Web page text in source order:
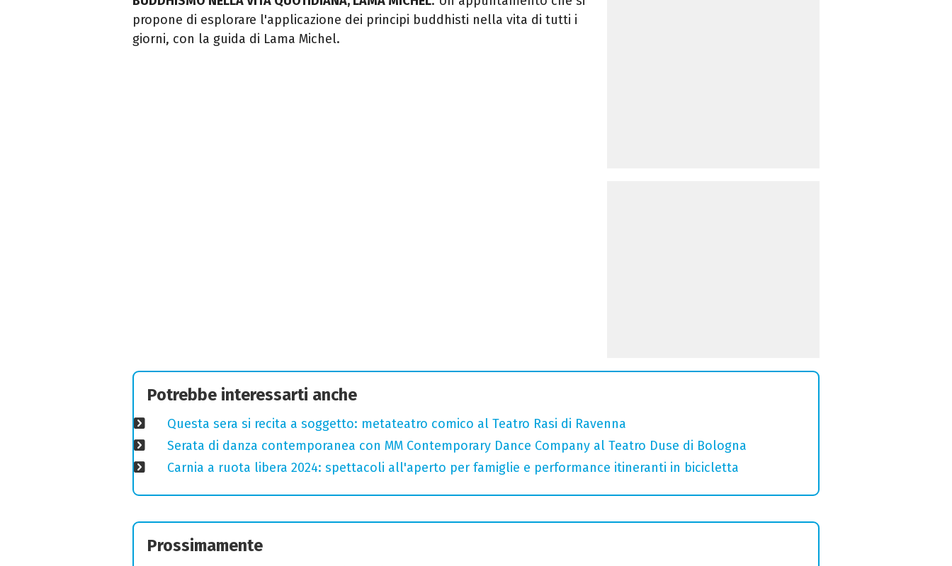
propone di esplorare l'applicazione dei principi buddhisti nella vita di tutti i
giorni, con la guida di Lama Michel.
Potrebbe interessarti anche
Questa sera si recita a soggetto: metateatro comico al Teatro Rasi di Ravenna
Serata di danza contemporanea con MM Contemporary Dance Company al Teatro Duse di Bologna
Carnia a ruota libera 2024: spettacoli all'aperto per famiglie e performance itineranti in bicicletta
Prossimamente